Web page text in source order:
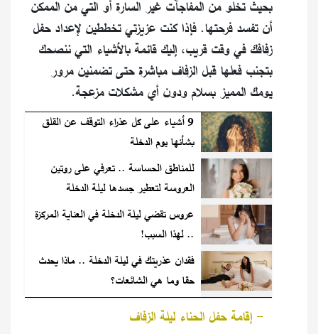
بحيث تخلو من المفاجآت غير السارة أو التي من الممكن
أن تفسد فرحتها. فإذا كنت عزيزتي تخططين لإعداد حفل
زفافك في وقت قريب، إليك قائمة بالأشياء التي ننصحك
بتجنب فعلها قبل الزفاف مباشرة حتى تضمنين مرور
يومك المميز بسلام ودون أي مشكلات مزعجة.
9 أشياء على كل عذراء التوقف عن القلق
بشأنها يوم الدخلة
للمناطق الحساسة .. تعرفي على روتين
العروسة لتعطير جسدها ليلة الدخلة
عروس تقضي ليلة الدخلة في العناية المركزة
.. لهذا السبب!
فقدان عذريتك في ليلة الدخلة .. ماذا يحدث
حقا وما هي الشائعات؟
- إقامة حفل الحناء ليلة الزفاف